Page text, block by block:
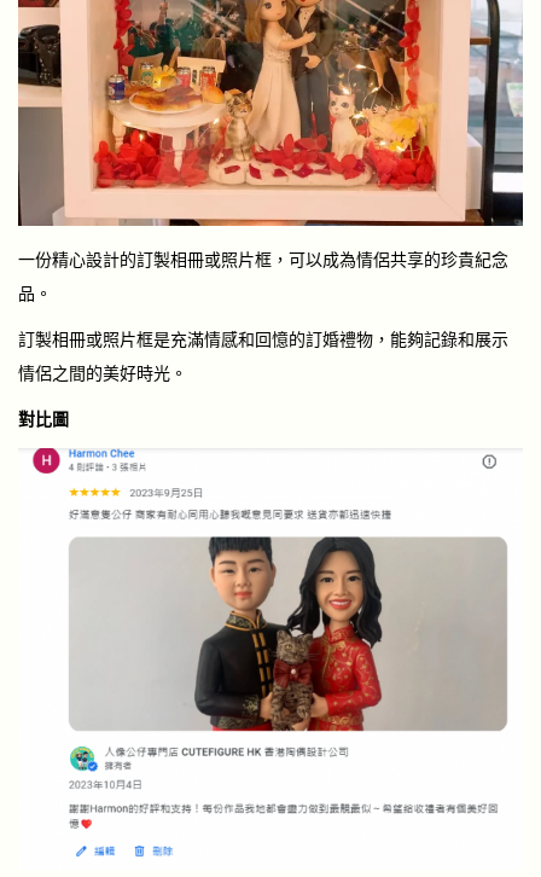
一份精心設計的訂製相冊或照片框，可以成為情侶共享的珍貴紀念
品。
訂製相冊或照片框是充滿情感和回憶的訂婚禮物，能夠記錄和展示
情侶之間的美好時光。
對比圖